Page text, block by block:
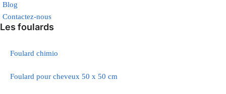
Blog
Contactez-nous
Les foulards
Foulard chimio
Foulard pour cheveux 50 x 50 cm